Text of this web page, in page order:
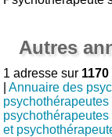
Autres
1 adresse sur
|Annuaire des
psychothérapeutes
et